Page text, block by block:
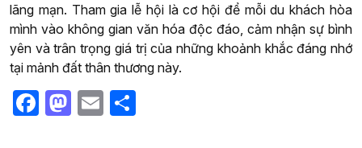
lãng mạn. Tham gia lễ hội là cơ hội để mỗi du khách hòa
mình vào không gian văn hóa độc đáo, cảm nhận sự bình
yên và trân trọng giá trị của những khoảnh khắc đáng nhớ
tại mảnh đất thân thương này.
Facebook
Mastodon
Email